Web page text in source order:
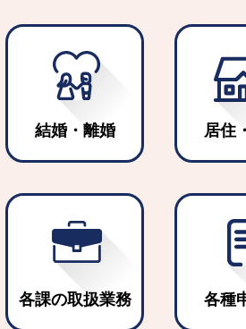
結婚・離婚 居住
各課の取扱業務 各種